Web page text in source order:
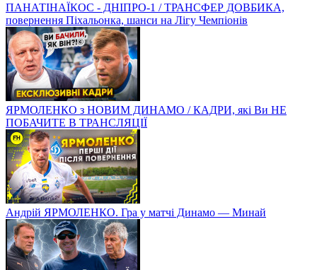
ПАНАТІНАЇКОС - ДНІПРО-1 / ТРАНСФЕР ДОВБИКА,
повернення Піхальонка, шанси на Лігу Чемпіонів
ЯРМОЛЕНКО з НОВИМ ДИНАМО / КАДРИ, які Ви НЕ
ПОБАЧИТЕ В ТРАНСЛЯЦІЇ
Андрій ЯРМОЛЕНКО. Гра у матчі Динамо — Минай